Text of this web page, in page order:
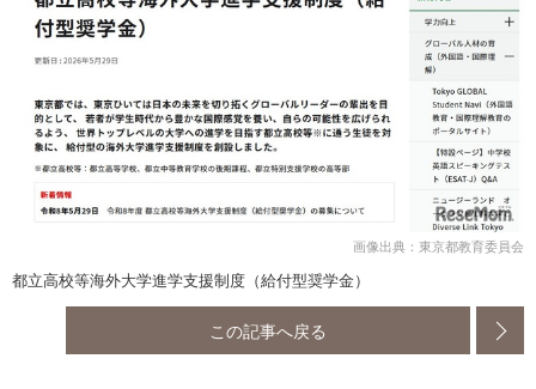
画像出典：東京都教育委員会
都立高校等海外大学進学支援制度（給付型奨学金）
この記事へ戻る